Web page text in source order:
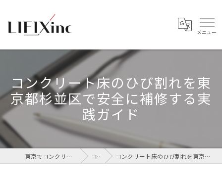
コンクリート床のひび割れを東
京都杉並区で安全に補修する実
践ガイド
東京でコンクリートなら株式会社LIFIX コラム コンクリート床のひび割れを東京都杉並区で安全に補修する実践ガイド